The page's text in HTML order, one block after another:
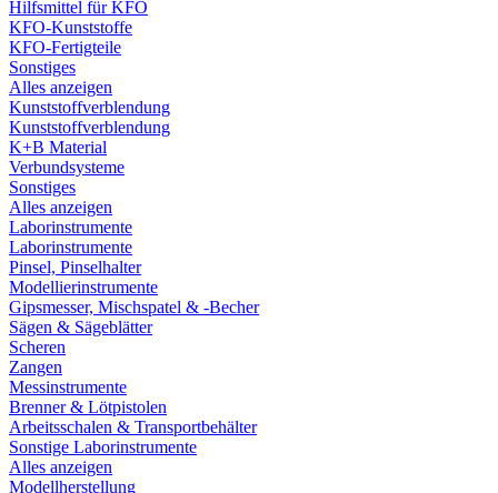
Hilfsmittel für KFO
KFO-Kunststoffe
KFO-Fertigteile
Sonstiges
Alles anzeigen
Kunststoffverblendung
Kunststoffverblendung
K+B Material
Verbundsysteme
Sonstiges
Alles anzeigen
Laborinstrumente
Laborinstrumente
Pinsel, Pinselhalter
Modellierinstrumente
Gipsmesser, Mischspatel & -Becher
Sägen & Sägeblätter
Scheren
Zangen
Messinstrumente
Brenner & Lötpistolen
Arbeitsschalen & Transportbehälter
Sonstige Laborinstrumente
Alles anzeigen
Modellherstellung